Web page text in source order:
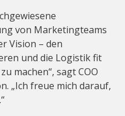
von Marketingteams
Vision – den
und die Logistik fit
machen“, sagt COO
„Ich freue mich darauf,